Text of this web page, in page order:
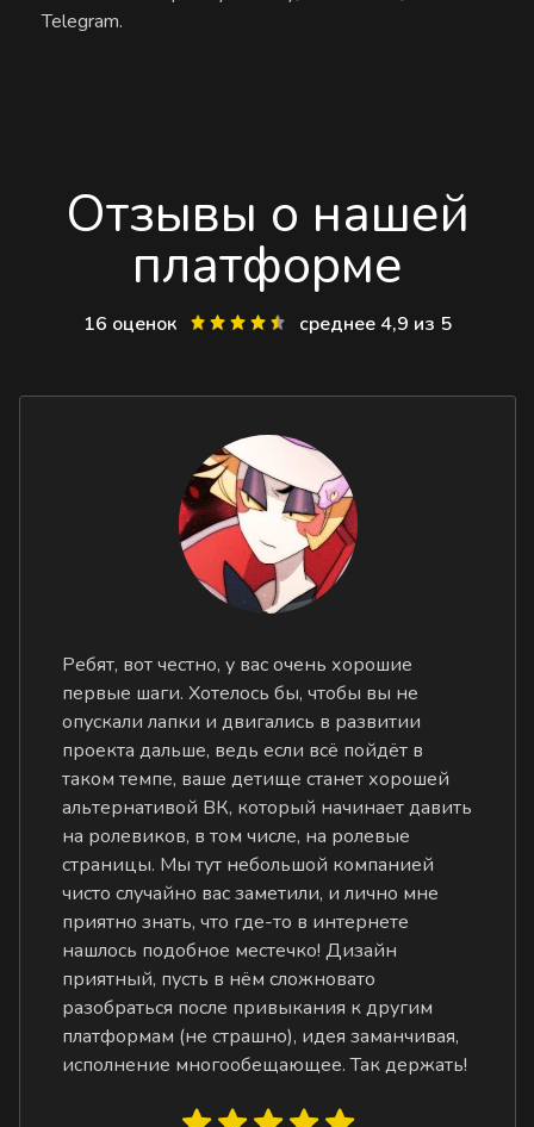
Telegram.
Отзывы о нашей
платформе
16 оценок среднее 4,9 из 5
Ребят, вот честно, у вас очень хорошие
первые шаги. Хотелось бы, чтобы вы не
опускали лапки и двигались в развитии
проекта дальше, ведь если всё пойдёт в
таком темпе, ваше детище станет хорошей
альтернативой ВК, который начинает давить
на ролевиков, в том числе, на ролевые
страницы. Мы тут небольшой компанией
чисто случайно вас заметили, и лично мне
приятно знать, что где-то в интернете
нашлось подобное местечко! Дизайн
приятный, пусть в нём сложновато
разобраться после привыкания к другим
платформам (не страшно), идея заманчивая,
исполнение многообещающее. Так держать!